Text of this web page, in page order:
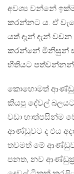
අවශ්‍ය වන්නේ
කරන්නට ය. ඒ
යත් දැන් දැන්
කරන්නේ මිනිසුන්
භීතියට
කොහොමත් ආණ්ඩු
කියපු දේවල්
වඩා හාත්පසින්ම
ආණ්ඩුවට ද එය
තවමත් මේ
පනත, නව